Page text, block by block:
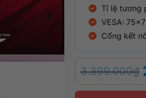
Tỉ lệ tương
VESA:
Cổng kết
3.399.000₫
Giá
gốc
là:
Giá
hiện
tại